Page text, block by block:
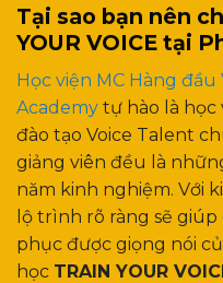
Tại sao bạn nên
YOUR VOICE tại
Học viện MC Hàng đầu
Academy tự hào là học
đào tạo Voice Talent
giảng viên đều là
năm kinh nghiệm. Với
lộ trình rõ ràng sẽ
phục được giọng nói
học TRAIN YOUR